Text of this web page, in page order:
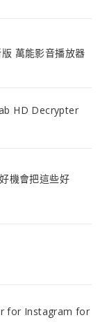
萬能影音播放器
HD Decrypter
機會把這些好
for Instagram for